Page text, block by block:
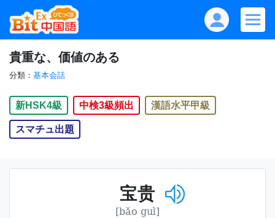
貴重な、価値のある
分類： 基本会話
新HSK4級 中検3級頻出 漢語水平甲級
スマチュ出題
宝贵
[bǎo guì]